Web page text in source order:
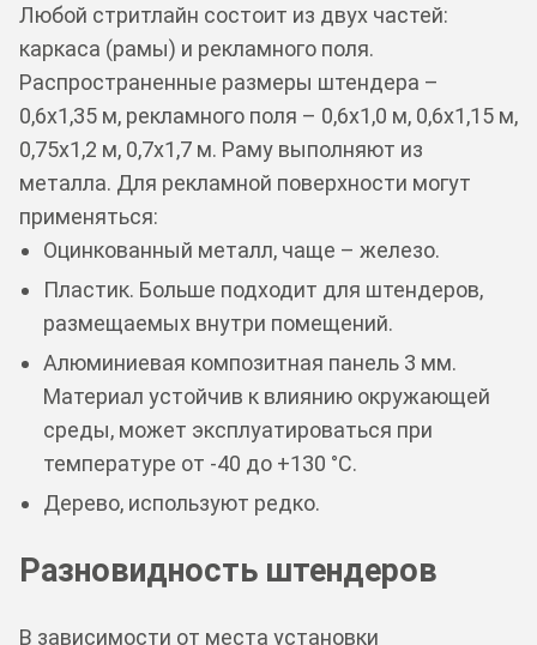
Любой стритлайн состоит из двух частей:
каркаса (рамы) и рекламного поля.
Распространенные размеры штендера –
0,6х1,35 м, рекламного поля – 0,6х1,0 м, 0,6х1,15 м,
0,75х1,2 м, 0,7х1,7 м. Раму выполняют из
металла. Для рекламной поверхности могут
применяться:
Оцинкованный металл, чаще – железо.
Пластик. Больше подходит для штендеров,
размещаемых внутри помещений.
Алюминиевая композитная панель 3 мм.
Материал устойчив к влиянию окружающей
среды, может эксплуатироваться при
температуре от -40 до +130 °C.
Дерево, используют редко.
Разновидность штендеров
В зависимости от места установки